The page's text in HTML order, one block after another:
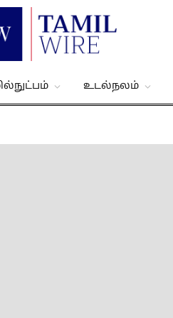
உடல்நலம்